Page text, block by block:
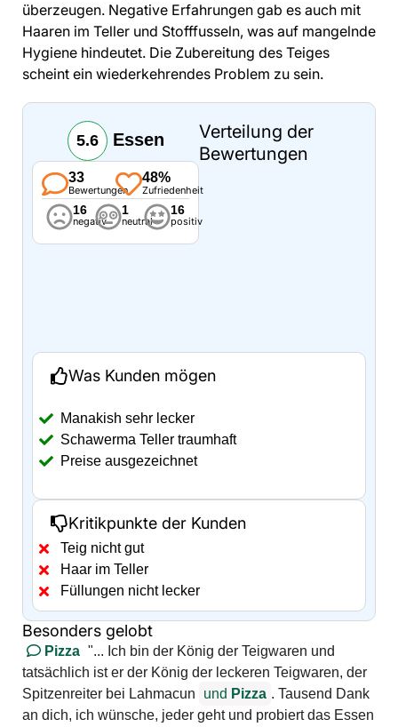
überzeugen. Negative Erfahrungen gab es auch mit
Haaren im Teller und Stofffusseln, was auf mangelnde
Hygiene hindeutet. Die Zubereitung des Teiges
scheint ein wiederkehrendes Problem zu sein.
5.6 Essen
33
Bewertungen
48%
Zufriedenheit
16
negativ
1
neutral
16
positiv
Verteilung der
Bewertungen
Was Kunden mögen
Manakish sehr lecker
Schawerma Teller traumhaft
Preise ausgezeichnet
Kritikpunkte der Kunden
Teig nicht gut
Haar im Teller
Füllungen nicht lecker
Besonders gelobt
Pizza "... Ich bin der König der Teigwaren und
tatsächlich ist er der König der leckeren Teigwaren, der
Spitzenreiter bei Lahmacun
und Pizza . Tausend Dank
an dich, ich wünsche, jeder geht und probiert das Essen